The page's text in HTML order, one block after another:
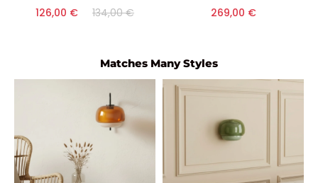
126,00 € 134,00 € 269,00 €
Matches Many Styles